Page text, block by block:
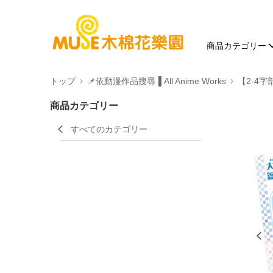
商品カテゴリー
トップ 📌依動漫作品搜尋▐ All Anime Works 【2-4字
商品カテゴリー
すべてのカテゴリー